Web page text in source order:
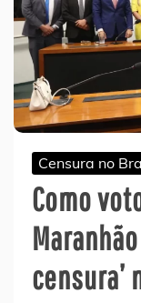
Censura no
Como
censura’